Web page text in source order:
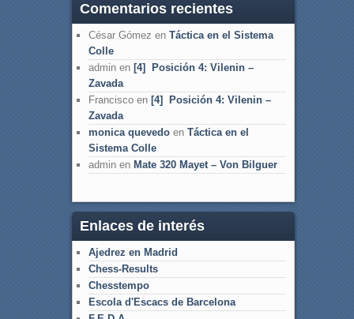
Comentarios recientes
César Gómez en Táctica en el Sistema
Colle
adminen [4] Posición 4: Vilenin –
Zavada
Franciscoen [4] Posición 4: Vilenin –
Zavada
monica quevedoen Táctica en el
Sistema Colle
adminen Mate 320 Mayet – Von Bilguer
Enlaces de interés
Ajedrez en Madrid
Chess-Results
Chesstempo
Escola d'Escacs de Barcelona